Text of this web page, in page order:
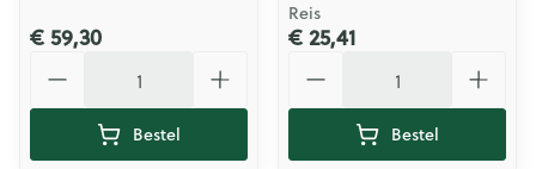
€ 59,30
Bestel
Reis
€ 25,41
Bestel